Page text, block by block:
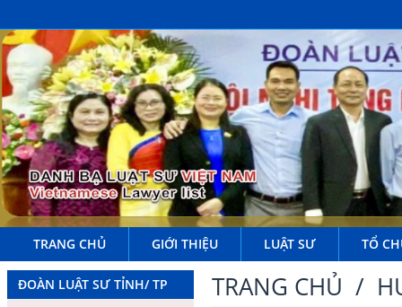
TRANG CHỦ GIỚI THIỆU LUẬT SƯ TỔ
ĐOÀN LUẬT SƯ TỈNH/ TP TRANG CHỦ /